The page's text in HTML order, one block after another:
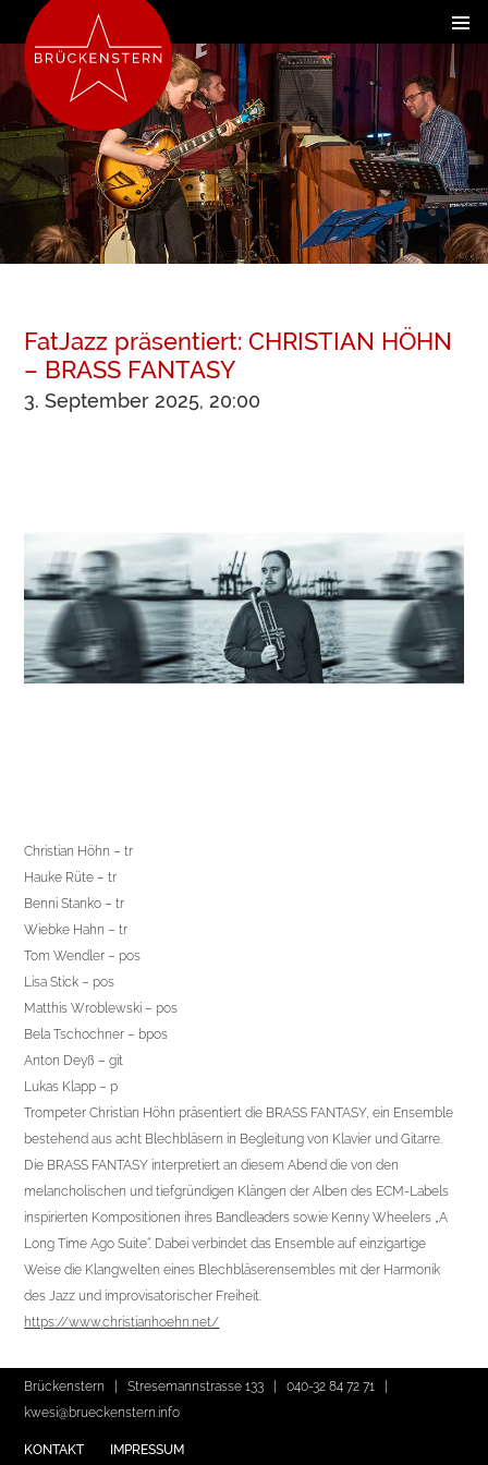
FatJazz präsentiert: CHRISTIAN HÖHN
– BRASS FANTASY
3. September 2025, 20:00
Christian Höhn – tr
Hauke Rüte – tr
Benni Stanko – tr
Wiebke Hahn – tr
Tom Wendler – pos
Lisa Stick – pos
Matthis Wroblewski – pos
Bela Tschochner – bpos
Anton Deyß – git
Lukas Klapp – p
Trompeter Christian Höhn präsentiert die BRASS FANTASY, ein Ensemble
bestehend aus acht Blechbläsern in Begleitung von Klavier und Gitarre.
Die BRASS FANTASY interpretiert an diesem Abend die von den
melancholischen und tiefgründigen Klängen der Alben des ECM-Labels
inspirierten Kompositionen ihres Bandleaders sowie Kenny Wheelers „A
Long Time Ago Suite“. Dabei verbindet das Ensemble auf einzigartige
Weise die Klangwelten eines Blechbläserensembles mit der Harmonik
des Jazz und improvisatorischer Freiheit.
https://www.christianhoehn.net/
Brückenstern | Stresemannstrasse 133 |040-32 84 72 71
kwesi@brueckenstern.info
KONTAKT IMPRESSUM